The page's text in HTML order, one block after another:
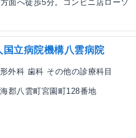
面へ徒歩5分。コンビニ店ローソ
国立病院機構八雲病院
外科 歯科 その他の診療科目
郡八雲町宮園町128番地